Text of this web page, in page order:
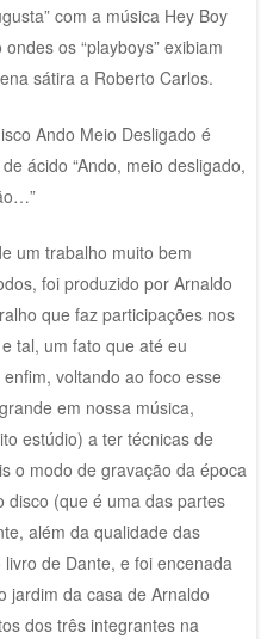
com a música Hey Boy
os “playboys” exibiam
sátira a Roberto Carlos.
Ando Meio Desligado é
ácido “Ando, meio desligado,
um trabalho muito bem
foi produzido por Arnaldo
que faz participações nos
tal, um fato que até eu
voltando ao foco esse
em nossa música,
estúdio) a ter técnicas de
o modo de gravação da época
disco (que é uma das partes
além da qualidade das
de Dante, e foi encenada
jardim da casa de Arnaldo
dos três integrantes na